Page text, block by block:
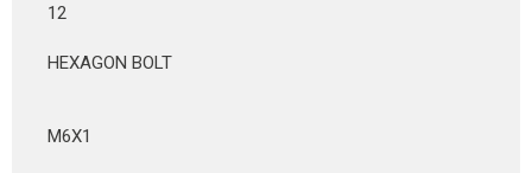
12
HEXAGON BOLT
M6X1